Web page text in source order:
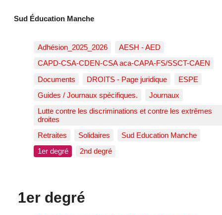
Sud Éducation Manche
Adhésion_2025_2026
AESH - AED
CAPD-CSA-CDEN-CSA aca-CAPA-FS/SSCT-CAEN
Documents
DROITS - Page juridique
ESPE
Guides / Journaux spécifiques.
Journaux
Lutte contre les discriminations et contre les extrêmes
droites
Retraites
Solidaires
Sud Education Manche
1er degré
2nd degré
1er degré